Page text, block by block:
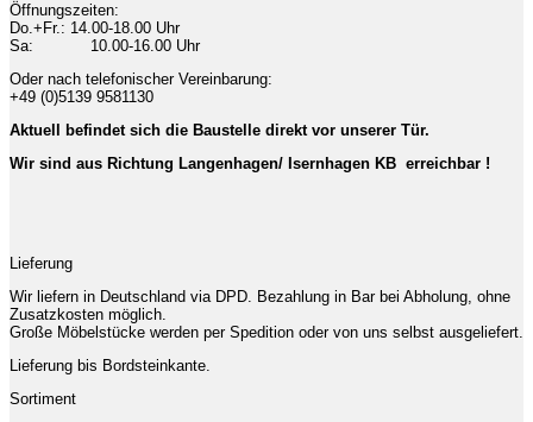
Öffnungszeiten:
Do.+Fr.: 14.00-18.00 Uhr
Sa: 10.00-16.00 Uhr
Oder nach telefonischer Vereinbarung:
+49 (0)5139 9581130
Aktuell befindet sich die Baustelle direkt vor unserer Tür.
Wir sind aus Richtung Langenhagen/ Isernhagen KB erreichbar !
Lieferung
Wir liefern in Deutschland via DPD. Bezahlung in Bar bei Abholung, ohne
Zusatzkosten möglich.
Große Möbelstücke werden per Spedition oder von uns selbst ausgeliefert.
Lieferung bis Bordsteinkante.
Sortiment